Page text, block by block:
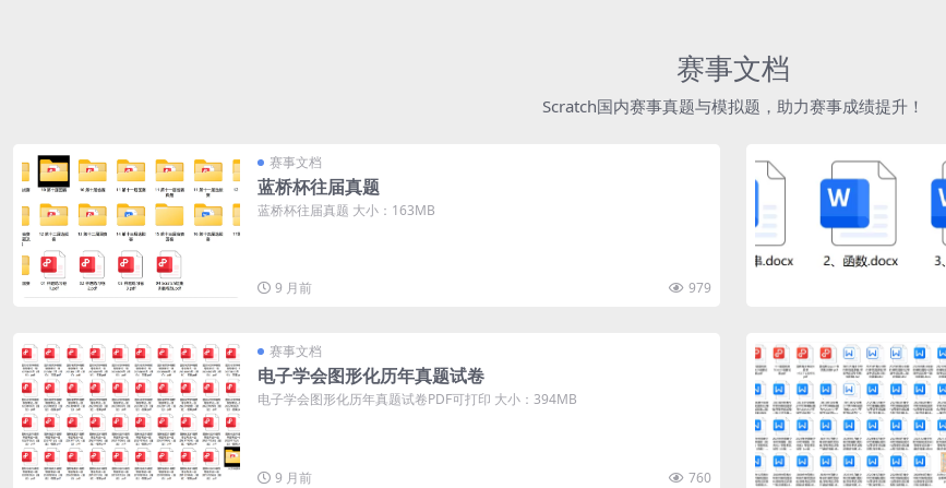
赛事文档
Scratch国内赛事真题与模拟题，助力赛事成绩提升！
赛事文档
蓝桥杯往届真题
蓝桥杯往届真题 大小：163MB
9 月前 979
赛事文档
电子学会图形化历年真题试卷
电子学会图形化历年真题试卷PDF可打印 大小：394MB
9 月前 760